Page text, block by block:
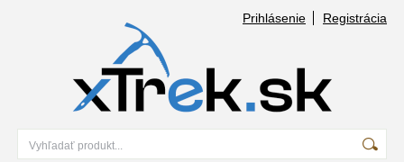
Prihlásenie Registrácia